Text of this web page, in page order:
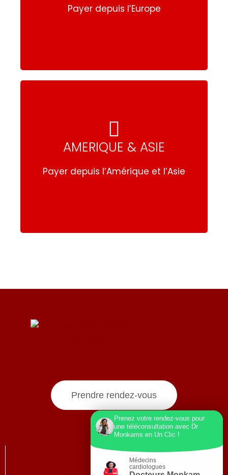
Payer depuis l’Europe
Payer depuis l’Europe
AMERIQUE & ASIE
Payer depuis l’Amérique et l’Asie
EUROPE
Payer depuis l’Europe
Prendre rendez-vous
A propos
Blog
Prenez votre rendez-vous pour
une téléconsultation avec Dr
Monkams en Un Clic !
Médecins
cardiologues